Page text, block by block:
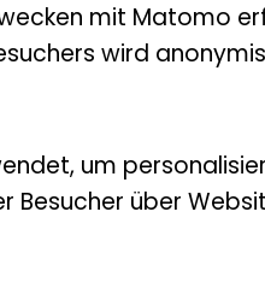
mehr 10.000
noch nicht
Regenwald-
Gelbkopf-
aussehende
den Schutz der
mit Matomo
wird
um
Besucher über